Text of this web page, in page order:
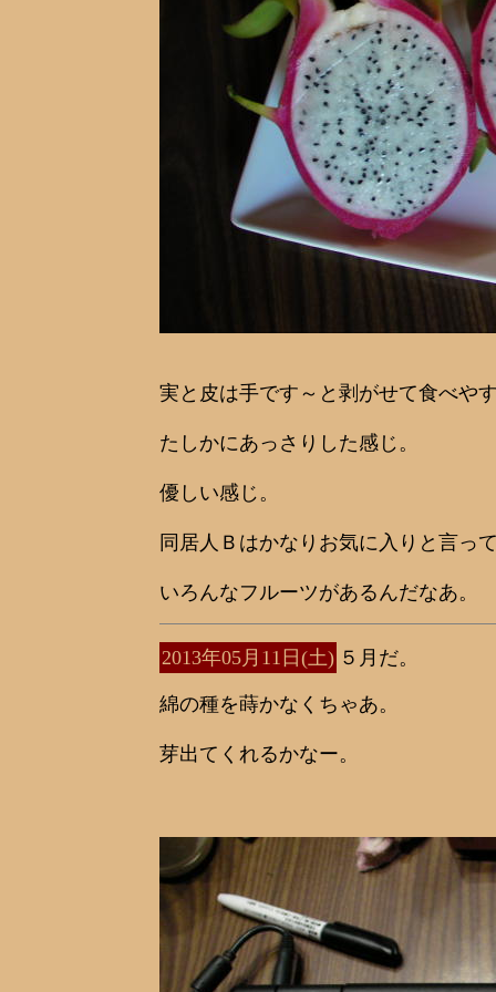
実と皮は手です～と剥がせて食べや
たしかにあっさりした感じ。
優しい感じ。
同居人Ｂはかなりお気に入りと言っ
いろんなフルーツがあるんだなあ。
2013年05月11日(土) ５月だ。
綿の種を蒔かなくちゃあ。
芽出てくれるかなー。